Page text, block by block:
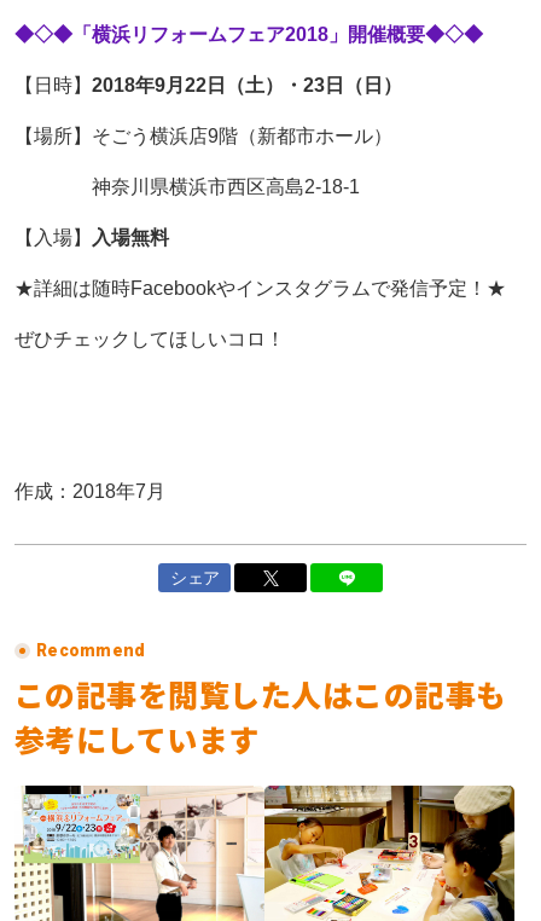
◆◇◆「横浜リフォームフェア2018」開催概要◆◇◆
【日時】 2018年9月22日（土）・23日（日）
【場所】そごう横浜店9階（新都市ホール）
神奈川県横浜市西区高島2-18-1
【入場】 入場無料
★詳細は随時Facebookやインスタグラムで発信予定！★
ぜひチェックしてほしいコロ！
作成：2018年7月
シェア
Recommend
この記事を閲覧した人はこの記事も
参考にしています